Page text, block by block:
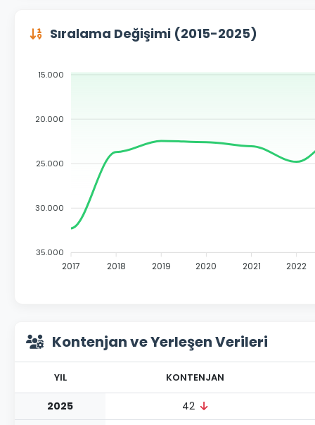
Sıralama Değişimi (2015-2025)
15.000
20.000
25.000
30.000
35.000
2017 2018 2019 2020 2021 2022
Kontenjan ve Yerleşen Verileri
YIL KONTENJAN
2025
42